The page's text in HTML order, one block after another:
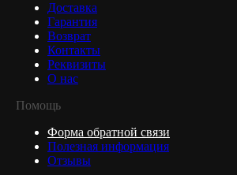
Доставка
Гарантия
Возврат
Контакты
Реквизиты
О нас
Помощь
Форма обратной связи
Полезная информация
Отзывы